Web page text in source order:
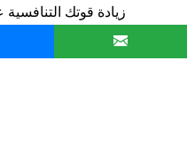
زيادة قوتك